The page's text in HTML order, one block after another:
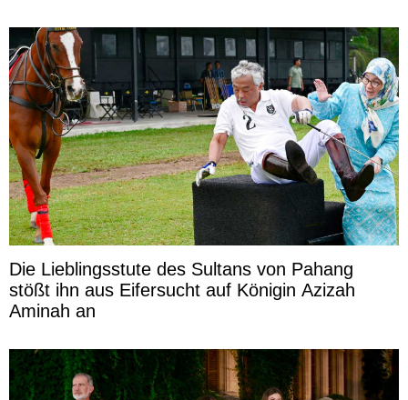
Die Lieblingsstute des Sultans von Pahang
stößt ihn aus Eifersucht auf Königin Azizah
Aminah an